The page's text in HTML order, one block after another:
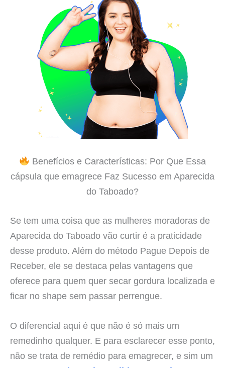
Benefícios e Características: Por Que Essa
cápsula que emagrece Faz Sucesso em Aparecida
do Taboado?
Se tem uma coisa que as mulheres moradoras de
Aparecida do Taboado vão curtir é a praticidade
desse produto. Além do método Pague Depois de
Receber, ele se destaca pelas vantagens que
oferece para quem quer secar gordura localizada e
ficar no shape sem passar perrengue.
O diferencial aqui é que não é só mais um
remedinho qualquer. E para esclarecer esse ponto,
não se trata de remédio para emagrecer, e sim um